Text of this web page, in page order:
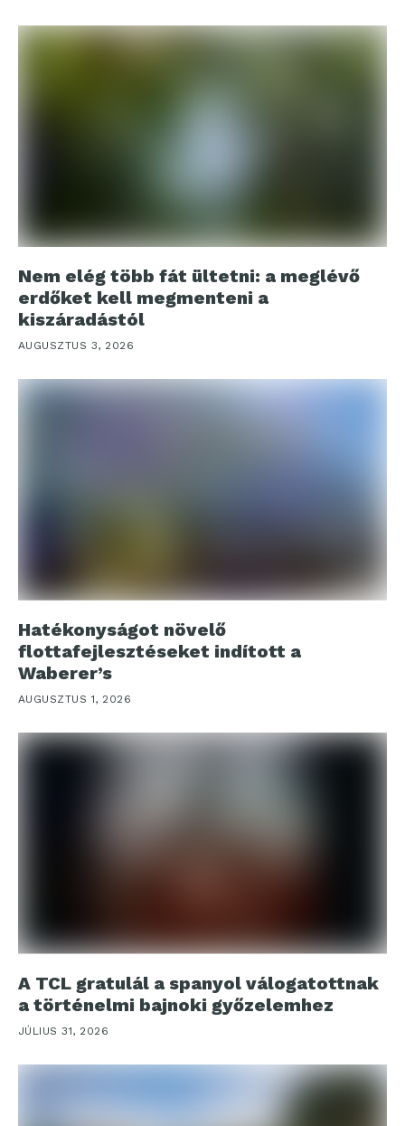
Nem elég több fát ültetni: a meglévő
erdőket kell megmenteni a
kiszáradástól
AUGUSZTUS 3, 2026
Hatékonyságot növelő
flottafejlesztéseket indított a
Waberer’s
AUGUSZTUS 1, 2026
A TCL gratulál a spanyol válogatottnak
a történelmi bajnoki győzelemhez
JÚLIUS 31, 2026